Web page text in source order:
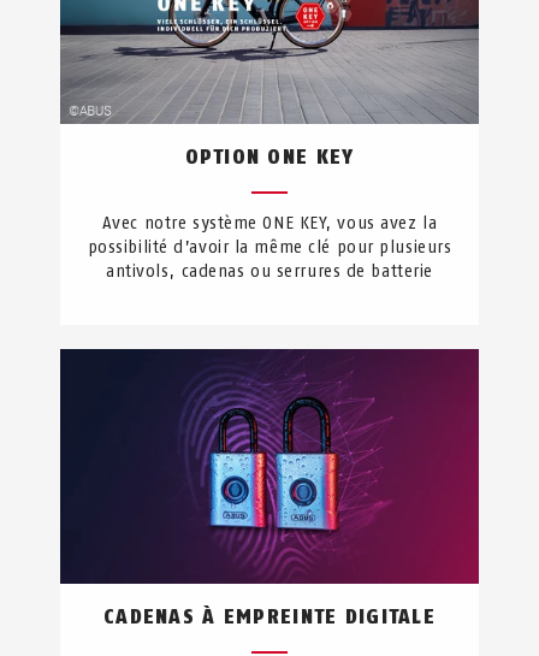
OPTION ONE KEY
Avec notre système ONE KEY, vous avez la
possibilité d’avoir la même clé pour plusieurs
antivols, cadenas ou serrures de batterie
CADENAS À EMPREINTE DIGITALE